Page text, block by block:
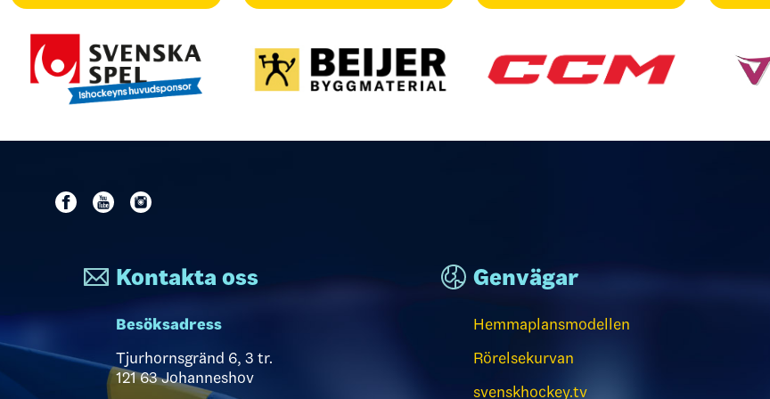
Kontakta oss
Besöksadress
Tjurhornsgränd 6, 3 tr.
121 63 Johanneshov
Genvägar
Hemmaplansmodellen
Rörelsekurvan
svenskhockey.tv